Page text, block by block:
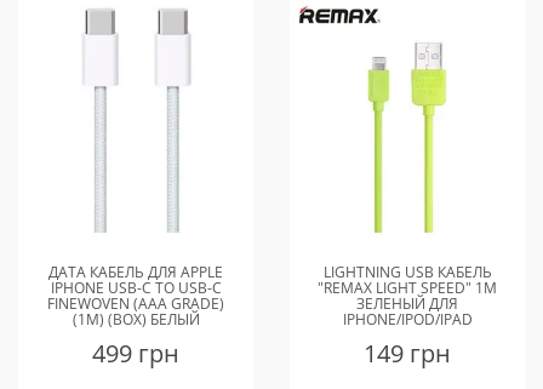
ДАТА КАБЕЛЬ ДЛЯ APPLE
IPHONE USB-C TO USB-C
FINEWOVEN (AAA GRADE)
(1M) (BOX) БЕЛЫЙ
499 грн
LIGHTNING USB КАБЕЛЬ
"REMAX LIGHT SPEED" 1M
ЗЕЛЕНЫЙ ДЛЯ
IPHONE/IPOD/IPAD
149 грн